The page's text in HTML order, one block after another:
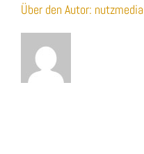
Über den Autor: nutzmedia